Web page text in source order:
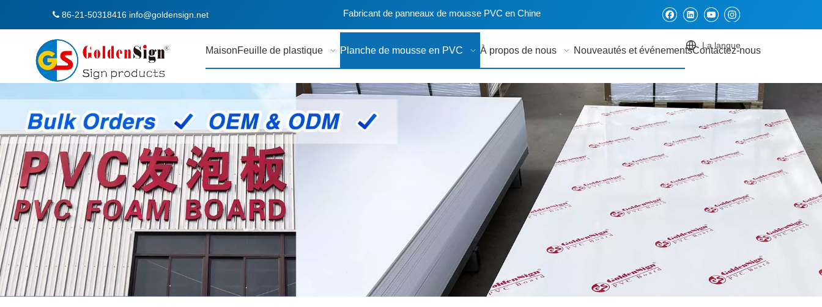
 86-21-50318416 info@goldensign.net Fabricant de panneaux de mousse PVC en Chine
MaisonFeuille de plastique Planche de mousse en PVC À propos de nous Nouveautés et événementsContactez-nous
La langue